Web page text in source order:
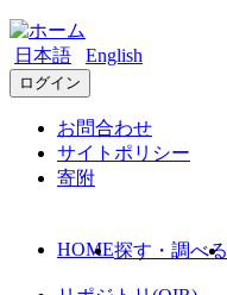
日本語 English
ログイン
お問合わせ
サイトポリシー
寄附
HOME探す・調べる